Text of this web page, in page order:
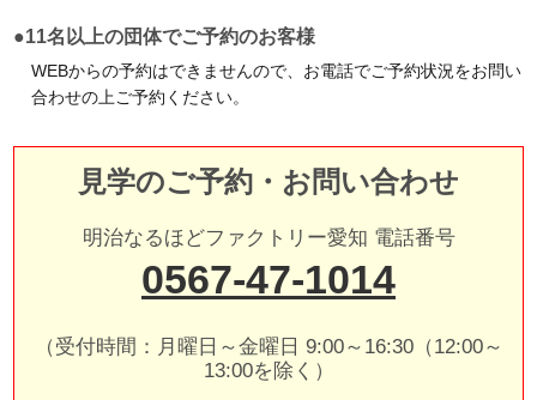
明治なるほどファクトリー
見学予約・お問い合わせ
大阪府 貝塚市
明治なるほどファクトリー
関西(貝塚市)
●11名以上の団体でご予約のお客様
WEBからの予約はできませんので、お電話でご予約状況をお問い
合わせの上ご予約ください。
見学のご予約・お問い合わせ
明治なるほどファクトリー愛知 電話番号
0567-47-1014
（受付時間：月曜日～金曜日 9:00～16:30（12:00～
13:00を除く）